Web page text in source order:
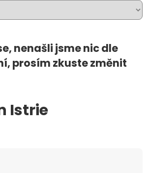
VRSAR
nenašli jsme nic dle
prosím zkuste změnit
Istrie